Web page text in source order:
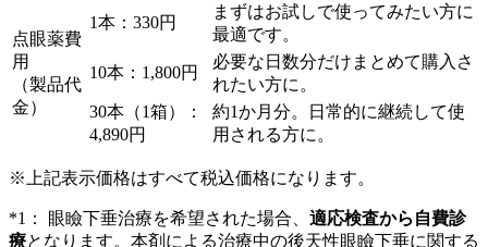
点眼薬費
用
（製品代
金）
1本： 330円
まずはお試しで使ってみたい方に
最適です。
10本： 1,800円
必要な日数分だけまとめて購入さ
れたい方に。
30本（1箱）：
4,890円
約1か月分。日常的に継続して使
用される方に。
※上記表示価格はすべて税込価格になります。
*1： 眼瞼下垂治療を希望された場合、 適応検査から自費診
療となります。 本剤による治療中の後天性眼瞼下垂に関する